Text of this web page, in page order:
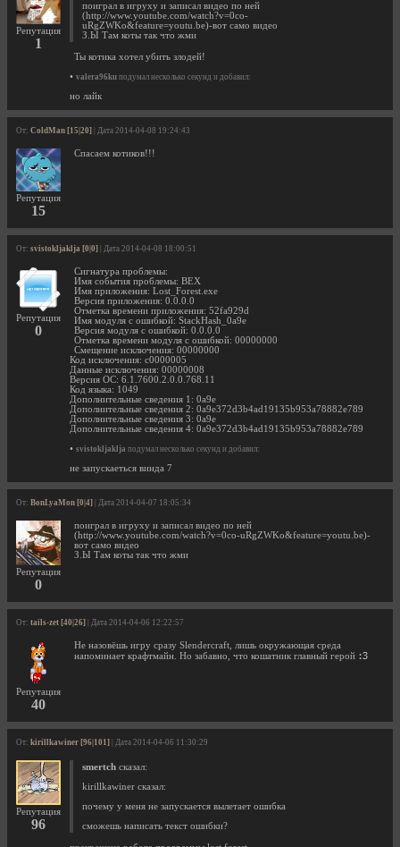
Репутация
1
поиграл в игруху и записал видео по ней
(http://www.youtube.com/watch?v=0co-
uRgZWKo&feature=youtu.be)-вот само видео
З.Ы Там коты так что жми
Ты котика хотел убить злодей!
• valera96ku подумал несколько секунд и добавил:
но лайк
От: ColdMan [15|20] | Дата 2014-04-08 19:24:43
Репутация
15
Спасаем котиков!!!
От: svistokljaklja [0|0] | Дата 2014-04-08 18:00:51
Репутация
0
Сигнатура проблемы:
Имя события проблемы: BEX
Имя приложения: Lost_Forest.exe
Версия приложения: 0.0.0.0
Отметка времени приложения: 52fa929d
Имя модуля с ошибкой: StackHash_0a9e
Версия модуля с ошибкой: 0.0.0.0
Отметка времени модуля с ошибкой: 00000000
Смещение исключения: 00000000
Код исключения: c0000005
Данные исключения: 00000008
Версия ОС: 6.1.7600.2.0.0.768.11
Код языка: 1049
Дополнительные сведения 1: 0a9e
Дополнительные сведения 2: 0a9e372d3b4ad19135b953a78882e789
Дополнительные сведения 3: 0a9e
Дополнительные сведения 4: 0a9e372d3b4ad19135b953a78882e789
• svistokljaklja подумал несколько секунд и добавил:
не запускаеться винда 7
От: BonLyaMon [0|4] | Дата 2014-04-07 18:05:34
Репутация
0
поиграл в игруху и записал видео по ней
(http://www.youtube.com/watch?v=0co-uRgZWKo&feature=youtu.be)-
вот само видео
З.Ы Там коты так что жми
От: tails-zet [40|26] | Дата 2014-04-06 12:22:57
Репутация
40
Не назовёшь игру сразу Slendercraft, лишь окружающая среда
напоминает крафтмайн. Но забавно, что кошатник главный герой
От: kirillkawiner [96|101] | Дата 2014-04-06 11:30:29
Репутация
96
smertch сказал:
kirillkawiner сказал:
почему у меня не запускается вылетает ошибка
сможешь написать текст ошибки?